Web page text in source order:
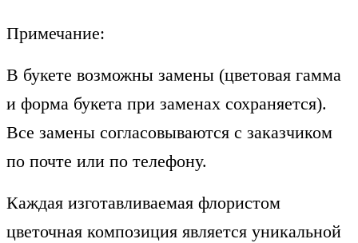
Примечание:
В букете возможны замены (цветовая гамма
и форма букета при заменах сохраняется).
Все замены согласовываются с заказчиком
по почте или по телефону.
Каждая изготавливаемая флористом
цветочная композиция является уникальной